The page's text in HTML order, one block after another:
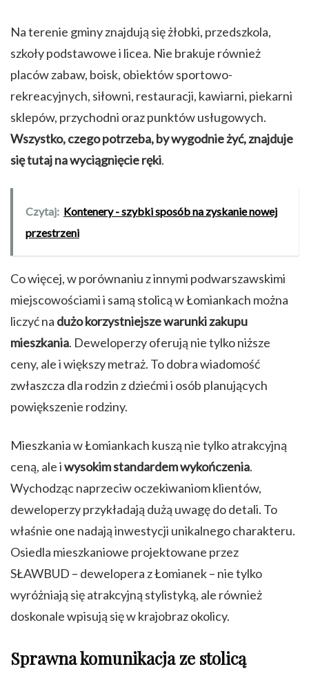
Na terenie gminy znajdują się żłobki, przedszkola,
szkoły podstawowe i licea. Nie brakuje również
placów zabaw, boisk, obiektów sportowo-
rekreacyjnych, siłowni, restauracji, kawiarni, piekarni
sklepów, przychodni oraz punktów usługowych.
Wszystko, czego potrzeba, by wygodnie żyć, znajduje
się tutaj na wyciągnięcie ręki.
Czytaj: Kontenery - szybki sposób na zyskanie nowej
przestrzeni
Co więcej, w porównaniu z innymi podwarszawskimi
miejscowościami i samą stolicą w Łomiankach można
liczyć na dużo korzystniejsze warunki zakupu
mieszkania. Deweloperzy oferują nie tylko niższe
ceny, ale i większy metraż. To dobra wiadomość
zwłaszcza dla rodzin z dziećmi i osób planujących
powiększenie rodziny.
Mieszkania w Łomiankach kuszą nie tylko atrakcyjną
ceną, ale iwysokim standardem wykończenia.
Wychodząc naprzeciw oczekiwaniom klientów,
deweloperzy przykładają dużą uwagę do detali. To
właśnie one nadają inwestycji unikalnego charakteru.
Osiedla mieszkaniowe projektowane przez
SŁAWBUD – dewelopera z Łomianek – nie tylko
wyróżniają się atrakcyjną stylistyką, ale również
doskonale wpisują się w krajobraz okolicy.
Sprawna komunikacja ze stolicą